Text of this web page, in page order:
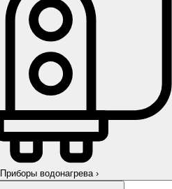
Приборы водонагрева ›